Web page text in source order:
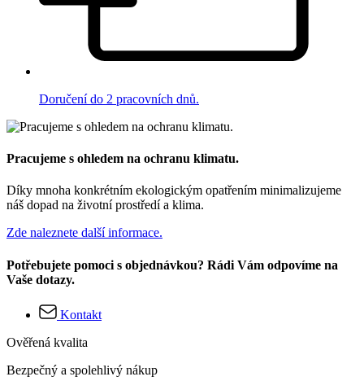
Doručení do 2 pracovních dnů.
Pracujeme s ohledem na ochranu klimatu.
Díky mnoha konkrétním ekologickým opatřením minimalizujeme
náš dopad na životní prostředí a klima.
Zde naleznete další informace.
Potřebujete pomoci s objednávkou? Rádi Vám odpovíme na
Vaše dotazy.
Kontakt
Ověřená kvalita
Bezpečný a spolehlivý nákup